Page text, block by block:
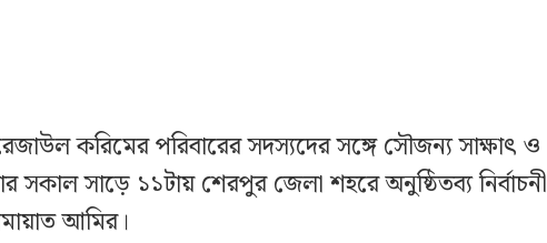
করিমের পরিবারের সদস্যদের সঙ্গে সৌজন্য সাক্ষাৎ ও
সকাল সাড়ে ১১টায় শেরপুর জেলা শহরে অনুষ্ঠিতব্য নির্বাচনী
আমির।